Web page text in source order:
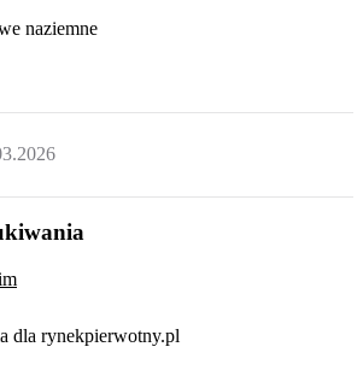
naziemne
dla rynekpierwotny.pl